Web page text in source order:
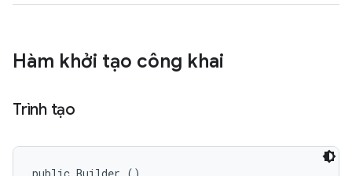
Hàm khởi tạo công khai
Trình tạo